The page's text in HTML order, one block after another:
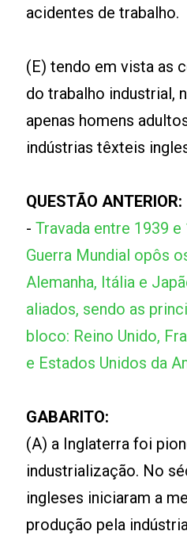
acidentes de trabalho.
(E) tendo em vista as
do trabalho industrial,
apenas homens
indústrias têxteis
QUESTÃO ANTERIOR:
-Travada entre 1939 e
Guerra Mundial opôs
Alemanha, Itália e
aliados, sendo as
bloco: Reino Unido,
e Estados Unidos da
GABARITO:
(A) a Inglaterra foi
industrialização. No
ingleses iniciaram a
produção pela